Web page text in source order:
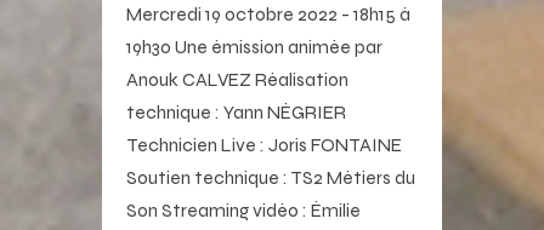
Mercredi 19 octobre 2022 - 18h15 à
19h30 Une émission animée par
Anouk CALVEZ Réalisation
technique : Yann NÉGRIER
Technicien Live : Joris FONTAINE
Soutien technique : TS2 Métiers du
Son Streaming vidéo : Émilie